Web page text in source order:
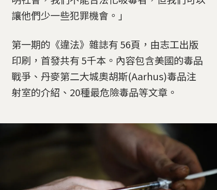
讓他們少一些犯罪機會。」
第一期的《違法》雜誌有 56頁，由志工出版
印刷，首發共有 5千本。內容包含美國的毒品
戰爭、丹麥第二大城奧胡斯(Aarhus)毒品注
射室的介紹、20種最危險毒品等文章。